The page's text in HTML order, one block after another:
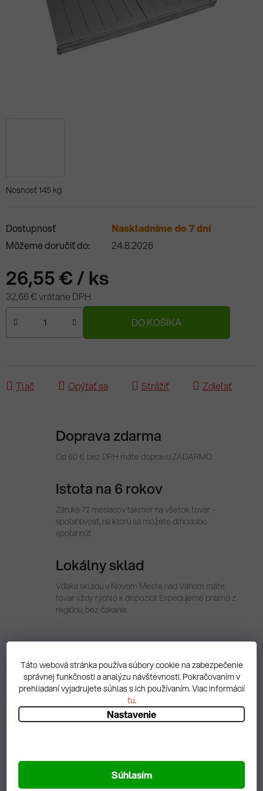
Táto webová stránka používa súbory cookie na zabezpečenie
správnej funkčnosti a analýzu návštevnosti. Pokračovaním v
prehliadaní vyjadrujete súhlas s ich používaním. Viac informácií
tu.
Nastavenie
Súhlasím
Nosnosť 145 kg
Dostupnosť
Naskladníme do 7 dní
Môžeme doručiť do:
24.8.2026
26,55 €/ ks
32,66 € vrátane DPH
DO KOŠÍKA
Tlač Opýtať sa Strážiť Zdieľať
Doprava zdarma
Od 60 € bez DPH máte dopravu ZADARMO
Istota na 6 rokov
Záruka 72 mesiacov takmer na všetok tovar –
spoľahlivosť, na ktorú sa môžete dlhodobo
spoľahnúť.
Lokálny sklad
Vďaka skladu v Novom Meste nad Váhom máte
tovar vždy rýchlo k dispozícii. Expedujeme priamo z
regiónu, bez čakania.
Popis
Diskusia
Spätná väzba